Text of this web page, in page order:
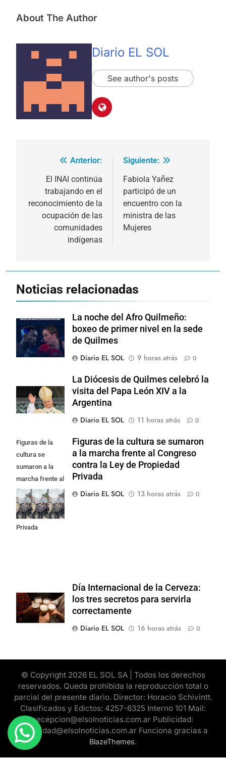
About The Author
Diario EL SOL
See author's posts
Navegación
entradas
Anterior:
El INAI continúa
trabajando en el
reconocimiento de la
ocupación de las
comunidades
indígenas
Siguiente:
Fabiola Yañez
participó de un
encuentro con la
ministra de las
Mujeres
Noticias relacionadas
La noche del Afro Quilmeño:
boxeo de primer nivel en la sede
de Quilmes
Diario EL SOL
9 horas atrás 0
La Diócesis de Quilmes celebró la
visita del Papa León XIV a la
Argentina
Diario EL SOL
11 horas atrás 0
Figuras de la
cultura se
sumaron a la
marcha frente al
Congreso contra
la Ley de
Propiedad
Privada
Figuras de la cultura se sumaron
a la marcha frente al Congreso
contra la Ley de Propiedad
Privada
Diario EL SOL
13 horas atrás 0
Día Internacional de la Cerveza:
los tres secretos para servirla
correctamente
Diario EL SOL
16 horas atrás 0
© Copyright 2026 EL SOL SA | Todos los derechos
reservados. Queda prohibida la reproducción total o
parcial del presente diario. Director: Horacio Schivintt.
Clasificados y Edictos: 4257-6325 Interno 101 Mail:
recepcion@elsolnoticias.com.ar Publicidad:
publicidad@elsolnoticias.com.ar Funciona gracias a
BlazeThemes.